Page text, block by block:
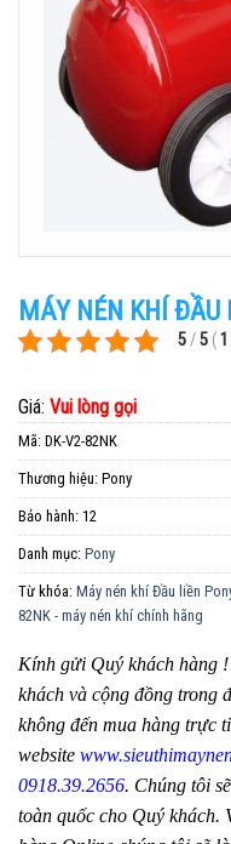
MÁY NÉN KHÍ ĐẦU
5/5 (1
Giá: Vui lòng gọi
Mã: DK-V2-82NK
Thương hiệu: Pony
Bảo hành: 12
Danh mục: Pony
Từ khóa: Máy nén khí Đầu liền
82NK - máy nén khí chính hãng
Kính gửi Quý khách hàng
khách và cộng đồng trong
không đến mua hàng trực
website
0918.39.2656. Chúng tôi
toàn quốc cho Quý khách.